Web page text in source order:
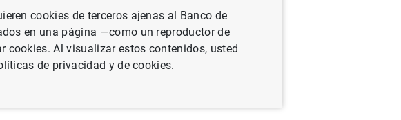
cookies de terceros ajenas al Banco de
en una página —como un reproductor de
cookies. Al visualizar estos contenidos, usted
de privacidad y de cookies.